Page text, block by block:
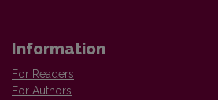
Information
For Readers
For Authors